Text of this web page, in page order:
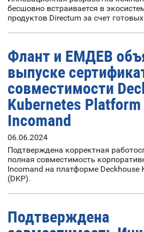
бесшовно встраивается в
продуктов Directum за счет
Флант и ЕМДЕВ
выпуске
совместимости
Kubernetes Platform
Incomand
06.06.2024
Подтверждена корректная
полная совместимость
Incomand на платформе Deckhouse
(DKP).
Подтверждена